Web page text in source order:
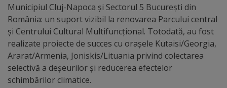
locale
Strategii
și
programe
Municipiul Cluj-Napoca și Sectorul 5 București din
România: un suport vizibil la renovarea Parcului central
și Centrului Cultural Multifuncțional. Totodată, au fost
realizate proiecte de succes cu orașele Kutaisi/Georgia,
Ararat/Armenia, Joniskis/Lituania privind colectarea
selectivă a deșeurilor și reducerea efectelor
schimbărilor climatice.